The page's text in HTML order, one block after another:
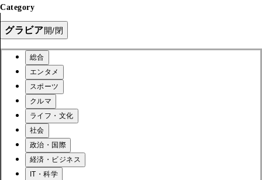
Category
グラビア開/閉
総合
エンタメ
スポーツ
クルマ
ライフ・文化
社会
政治・国際
経済・ビジネス
IT・科学